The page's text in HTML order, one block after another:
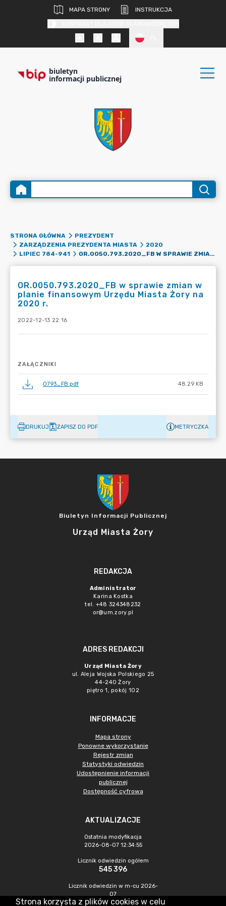
MAPA STRONY
INSTRUKCJA
biuletyn
informacji publicznej
STRONA GŁÓWNA
PREZYDENT
ZARZĄDZENIA PREZYDENTA MIASTA
2020
LIPIEC 784-941
OR.0050.793.2020_FB W SPRAWIE ZMIAN W PLANIE FINANSOWYM URZĘDU MIASTA ŻORY NA 2020 R.
OR.0050.793.2020_FB w sprawie zmian w
planie finansowym Urzędu Miasta Żory na
2020 r.
2022-12-13 22:16
ZAŁĄCZNIKI
0793_FB.pdf 48.29 KB
DRUKUJ ZAPISZ DO PDF METRYCZKA
Biuletyn Informacji Publicznej
Urząd Miasta Żory
REDAKCJA
Administrator
Karina Kostka
tel. +48 324348232
or@um.zory.pl
ADRES REDAKCJI
Urząd Miasta Żory
ul. Aleja Wojska Polskiego 25
44-240 Żory
piętro 1, pokój 102
INFORMACJE
Mapa strony
Ponowne wykorzystanie
Rejestr zmian
Statystyki odwiedzin
Udostępnienie informacji
publicznej
Dostępność cyfrowa
AKTUALIZACJE
Ostatnia modyfikacja
2026-08-07 12:34:55
Licznik odwiedzin ogółem
545 396
Licznik odwiedzin w m-cu 2026-
07
1 412
Strona korzysta z plików cookies w celu